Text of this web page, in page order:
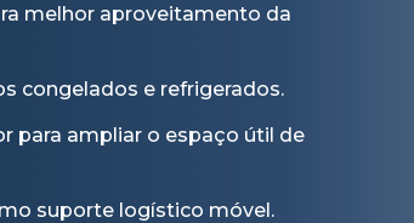
melhor aproveitamento da
congelados e refrigerados.
para ampliar o espaço útil de
suporte logístico móvel.